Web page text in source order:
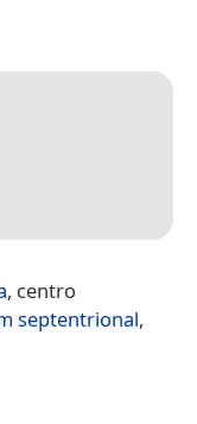
, centro
septentrional,